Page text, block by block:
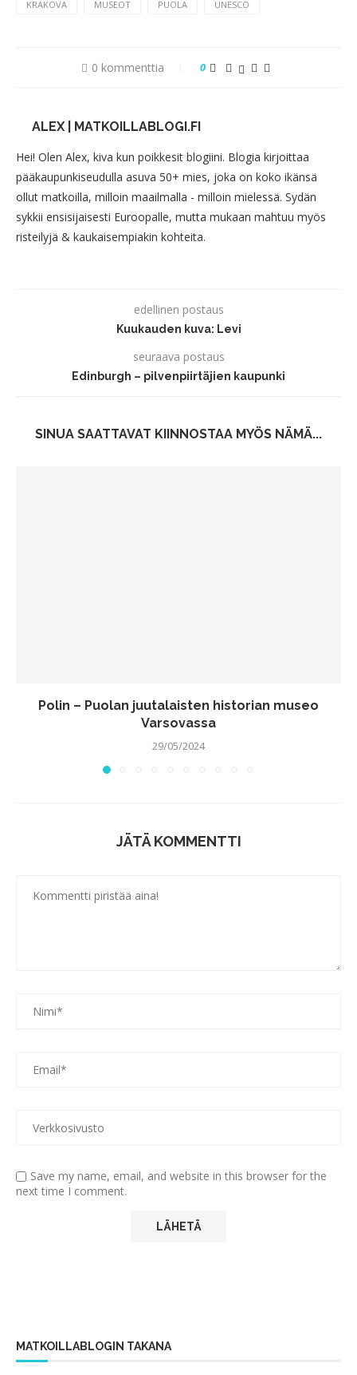
KRAKOVA MUSEOT PUOLA UNESCO
0 kommenttia 0
ALEX | MATKOILLABLOGI.FI
Hei! Olen Alex, kiva kun poikkesit blogiini. Blogia kirjoittaa
pääkaupunkiseudulla asuva 50+ mies, joka on koko ikänsä
ollut matkoilla, milloin maailmalla - milloin mielessä. Sydän
sykkii ensisijaisesti Euroopalle, mutta mukaan mahtuu myös
risteilyjä & kaukaisempiakin kohteita.
edellinen postaus
Kuukauden kuva: Levi
seuraava postaus
Edinburgh – pilvenpiirtäjien kaupunki
SINUA SAATTAVAT KIINNOSTAA MYÖS NÄMÄ...
Polin – Puolan juutalaisten historian museo
Varsovassa
29/05/2024
JÄTÄ KOMMENTTI
Save my name, email, and website in this browser for the
next time I comment.
MATKOILLABLOGIN TAKANA